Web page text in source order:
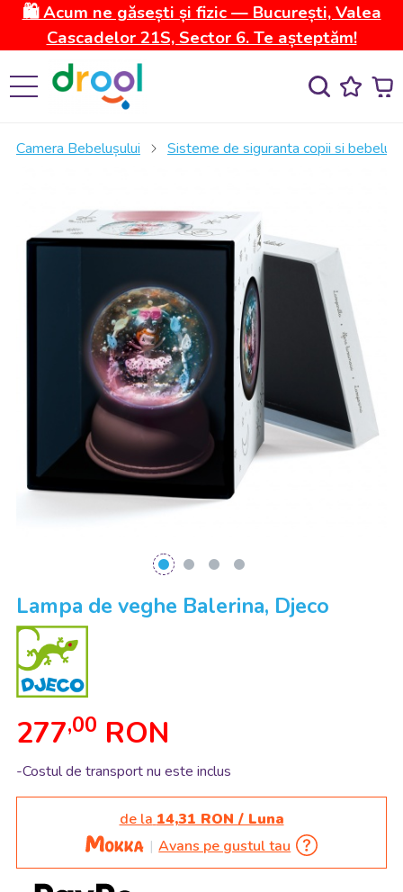
🛍️ Acum ne găsești și fizic — București, Valea
Cascadelor 21S, Sector 6. Te așteptăm!
Camera Bebelușului Sisteme de siguranta copii si bebelusi
Lampa de veghe Balerina, Djeco
277,00 RON
-Costul de transport nu este inclus
de la 14,31 RON / Luna
Avans pe gustul tau